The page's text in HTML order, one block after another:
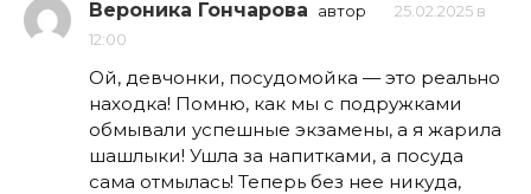
Вероника Гончарова автор
25.02.2025 в
12:00
Ой, девчонки, посудомойка — это реально
находка! Помню, как мы с подружками
обмывали успешные экзамены, а я жарила
шашлыки! Ушла за напитками, а посуда
сама отмылась! Теперь без нее никуда,